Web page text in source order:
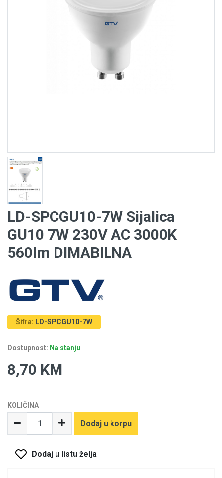
LD-SPCGU10-7W Sijalica
GU10 7W 230V AC 3000K
560lm DIMABILNA
Šifra: LD-SPCGU10-7W
Dostupnost: Na stanju
8,70 KM
KOLIČINA
Dodaj u korpu
Dodaj u listu želja